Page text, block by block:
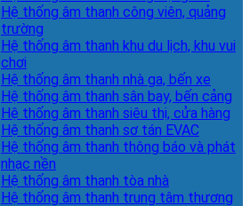
Hệ thống âm thanh công viên, quảng
trường
Hệ thống âm thanh khu du lịch, khu vui
chơi
Hệ thống âm thanh nhà ga, bến xe
Hệ thống âm thanh sân bay, bến cảng
Hệ thống âm thanh siêu thị, cửa hàng
Hệ thống âm thanh sơ tán EVAC
Hệ thống âm thanh thông báo và phát
nhạc nền
Hệ thống âm thanh tòa nhà
Hệ thống âm thanh trung tâm thương